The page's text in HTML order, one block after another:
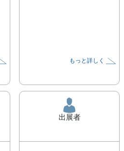
もっと詳しく
出展者